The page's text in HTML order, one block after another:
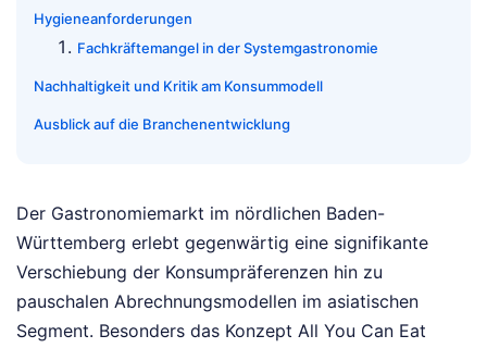
Hygieneanforderungen
Fachkräftemangel in der Systemgastronomie
Nachhaltigkeit und Kritik am Konsummodell
Ausblick auf die Branchenentwicklung
Der Gastronomiemarkt im nördlichen Baden-
Württemberg erlebt gegenwärtig eine signifikante
Verschiebung der Konsumpräferenzen hin zu
pauschalen Abrechnungsmodellen im asiatischen
Segment. Besonders das Konzept All You Can Eat